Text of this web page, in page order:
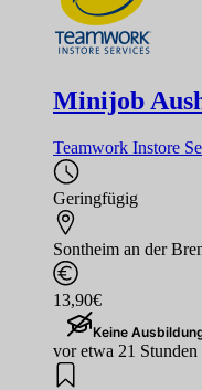
Minijob
Teamwork Instore
Geringfügig
Sontheim an der
13,90€
Keine
vor etwa 21 Stunden